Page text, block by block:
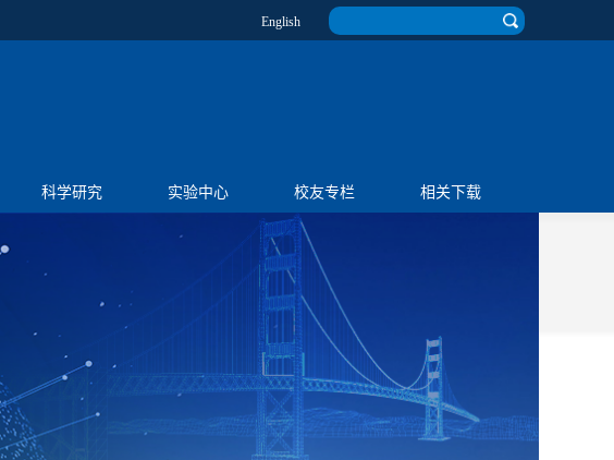
English
科学研究 实验中心 校友专栏 相关下载